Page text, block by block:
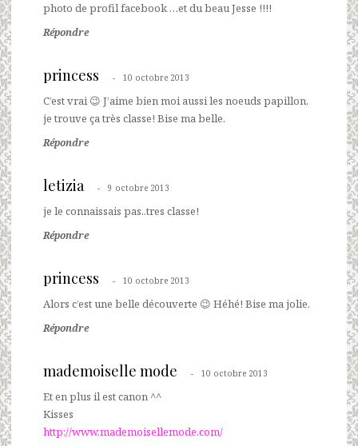
photo de profil facebook …et du beau Jesse !!!!
Répondre
princess 10 octobre 2013
C’est vrai 😉 J’aime bien moi aussi les noeuds papillon,
je trouve ça très classe! Bise ma belle.
Répondre
letizia 9 octobre 2013
je le connaissais pas..tres classe!
Répondre
princess 10 octobre 2013
Alors c’est une belle découverte 😉 Héhé! Bise ma jolie.
Répondre
mademoiselle mode 10 octobre 2013
Et en plus il est canon ^^
Kisses
http://www.mademoisellemode.com/